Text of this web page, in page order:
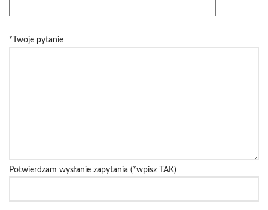
*Twoje pytanie
Potwierdzam wysłanie zapytania (*wpisz TAK)